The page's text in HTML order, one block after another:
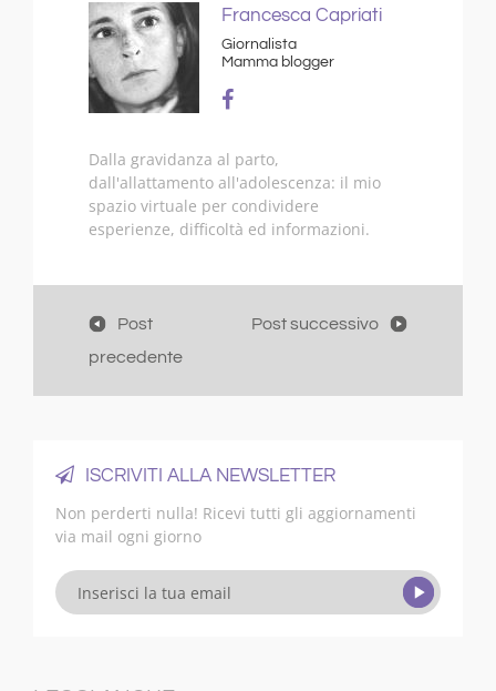
Francesca Capriati
Giornalista
Mamma blogger
Dalla gravidanza al parto,
dall'allattamento all'adolescenza: il mio
spazio virtuale per condividere
esperienze, difficoltà ed informazioni.
Post
precedente
Post successivo
ISCRIVITI ALLA NEWSLETTER
Non perderti nulla! Ricevi tutti gli aggiornamenti
via mail ogni giorno